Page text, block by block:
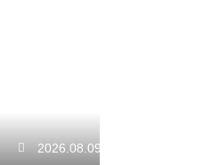
2026.08.09